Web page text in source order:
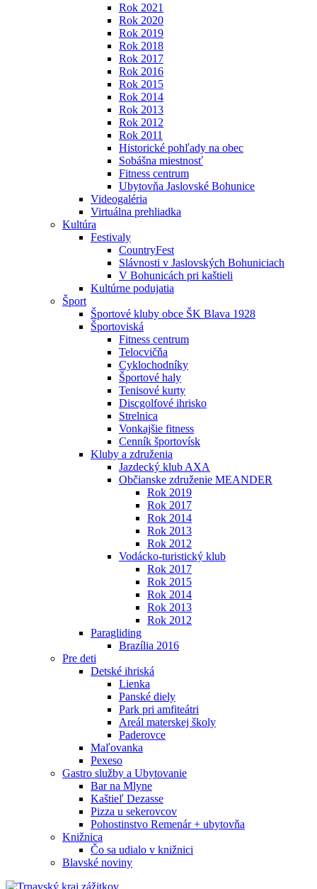
Rok 2021
Rok 2020
Rok 2019
Rok 2018
Rok 2017
Rok 2016
Rok 2015
Rok 2014
Rok 2013
Rok 2012
Rok 2011
Historické pohľady na obec
Sobášna miestnosť
Fitness centrum
Ubytovňa Jaslovské Bohunice
Videogaléria
Virtuálna prehliadka
Kultúra
Festivaly
CountryFest
Slávnosti v Jaslovských Bohuniciach
V Bohunicách pri kaštieli
Kultúrne podujatia
Šport
Športové kluby obce ŠK Blava 1928
Športoviská
Fitness centrum
Telocvičňa
Cyklochodníky
Športové haly
Tenisové kurty
Discgolfové ihrisko
Strelnica
Vonkajšie fitness
Cenník športovísk
Kluby a združenia
Jazdecký klub AXA
Občianske združenie MEANDER
Rok 2019
Rok 2017
Rok 2014
Rok 2013
Rok 2012
Vodácko-turistický klub
Rok 2017
Rok 2015
Rok 2014
Rok 2013
Rok 2012
Paragliding
Brazília 2016
Pre deti
Detské ihriská
Lienka
Panské diely
Park pri amfiteátri
Areál materskej školy
Paderovce
Maľovanka
Pexeso
Gastro služby a Ubytovanie
Bar na Mlyne
Kaštieľ Dezasse
Pizza u sekerovcov
Pohostinstvo Remenár + ubytovňa
Knižnica
Čo sa udialo v knižnici
Blavské noviny